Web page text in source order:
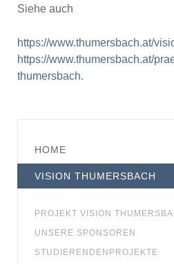
Siehe auch
https://www.thumersbach.at/
https://www.thumersbach.at/
thumersbach.
HOME
VISION THUMERSBACH
PROJEKT VISION
UNSERE SPONSOREN
STUDIERENDENPROJEKTE